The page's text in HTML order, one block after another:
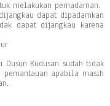
melakukan pemadaman.
dapat dipadamkan
dapat dijangkau karena
Dusun Kudusan sudah tidak
apabila masih